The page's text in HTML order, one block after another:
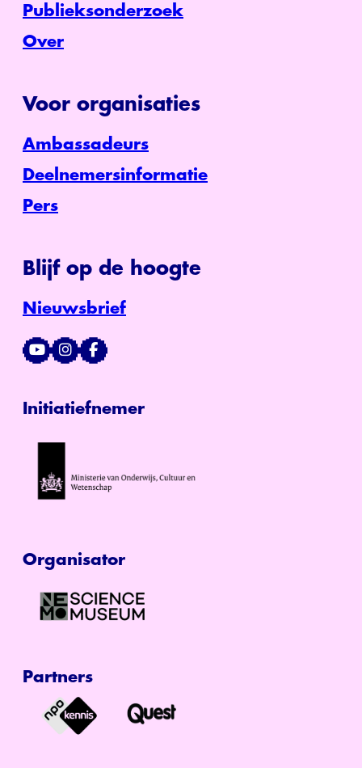
Publieksonderzoek
Over
Voor organisaties
Ambassadeurs
Deelnemersinformatie
Pers
Blijf op de hoogte
Nieuwsbrief
Initiatiefnemer
Organisator
Partners